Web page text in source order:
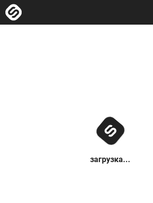
загрузка...